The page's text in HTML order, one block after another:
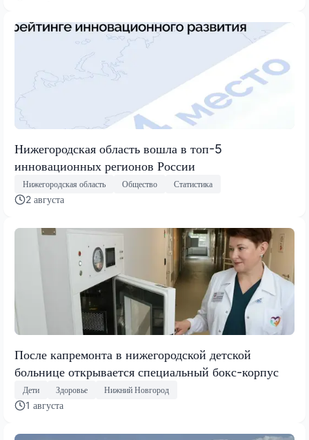
Нижегородская область вошла в топ-5
инновационных регионов России
Нижегородская область Общество Статистика
2 августа
После капремонта в нижегородской детской
больнице открывается специальный бокс-корпус
Дети Здоровье Нижний Новгород
1 августа